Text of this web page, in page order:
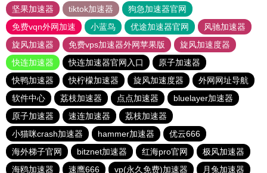
坚果加速器
tiktok加速器
狗急加速器官网
免费vqn外网加速
小蓝鸟 优途加速器官网
风驰加速器
旋风加速器
免费vps加速器外网苹果版
旋风加速度器
快连加速器
快连加速器官网入口
原子加速器
快鸭加速器
快柠檬加速器 旋风加速度器
外网网址导航
软件中心
荔枝加速器 点点加速器
bluelayer加速器
原子加速器
速连加速器
荔枝加速器
小猫咪crash加速器
hammer加速器
优云666
海外梯子官网
bitznet加速器 红海pro官网
极风加速器
海鸥加速器
速鹰666 vp(永久免费)加速器 月兔加速器